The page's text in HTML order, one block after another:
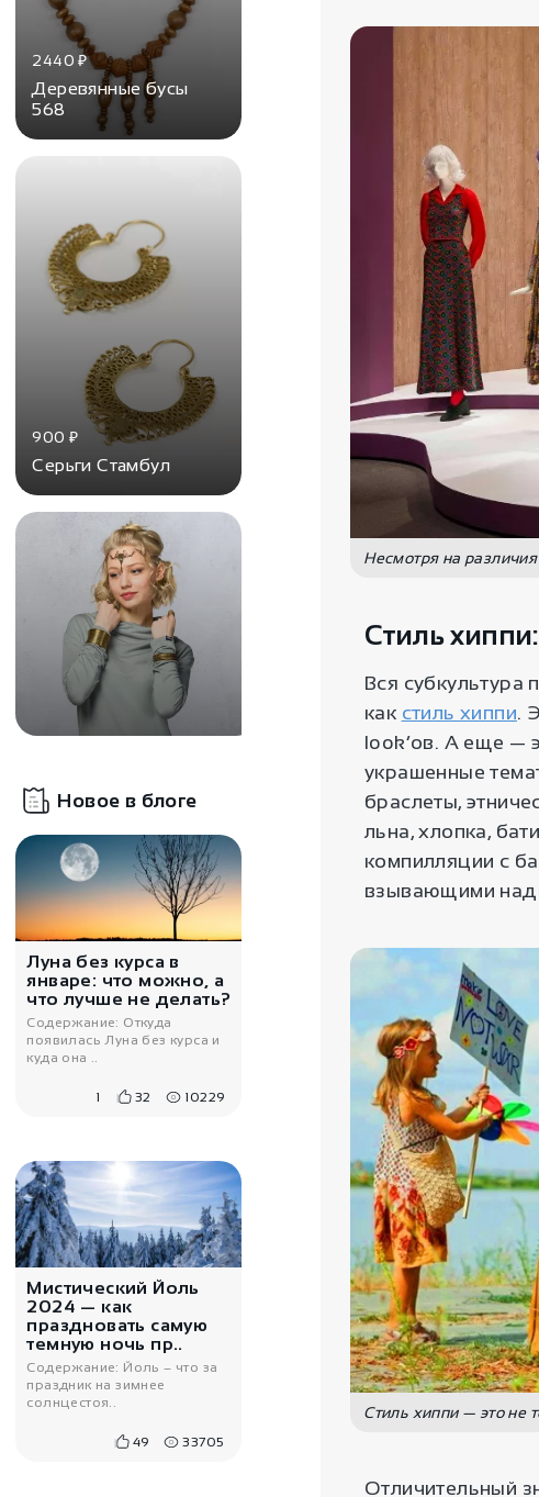
2440₽
Деревянные бусы
568
900 ₽
Серьги Стамбул
Диадема с
3400₽
Колье под серебро
Бхавнагар
Новое в блоге
Луна без курса в
январе: что можно, а
что лучше не делать?
Содержание: Откуда
появилась Луна без курса и
куда она ..
1 32 10229
Мистический Йоль
2024 — как
праздновать самую
темную ночь пр..
Содержание: Йоль – что за
праздник на зимнее
солнцестоя..
49 33705
Несмотря на
Стиль
Вся
как стиль хиппи.
look’ов. А еще —
украшенные
браслеты,
льна, хлопка,
компилляции с
взывающими
Стиль хиппи — это не
Отличительный